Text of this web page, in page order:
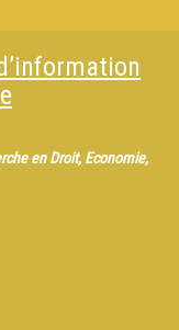
en Droit, Economie,